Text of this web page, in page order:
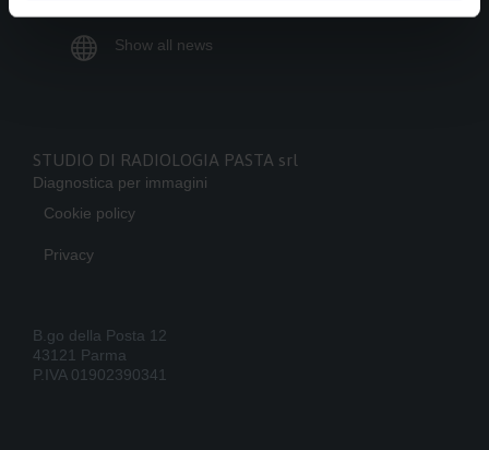
 Show all news
STUDIO DI RADIOLOGIA PASTA srl
Diagnostica per immagini
Cookie policy
Privacy
B.go della Posta 12
43121 Parma
P.IVA 01902390341